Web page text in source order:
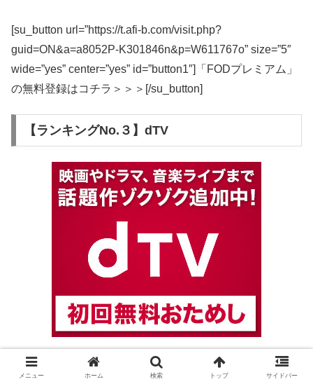
[su_button url=”https://t.afi-b.com/visit.php?
guid=ON&a=a8052P-K301846n&p=W611767o” size=”5″
wide=”yes” center=”yes” id=”button1″]「FODプレミアム」
の無料登録はコチラ＞＞＞[/su_button]
【ランキングNo.３】dTV
メニュー ホーム 検索 トップ サイドバー